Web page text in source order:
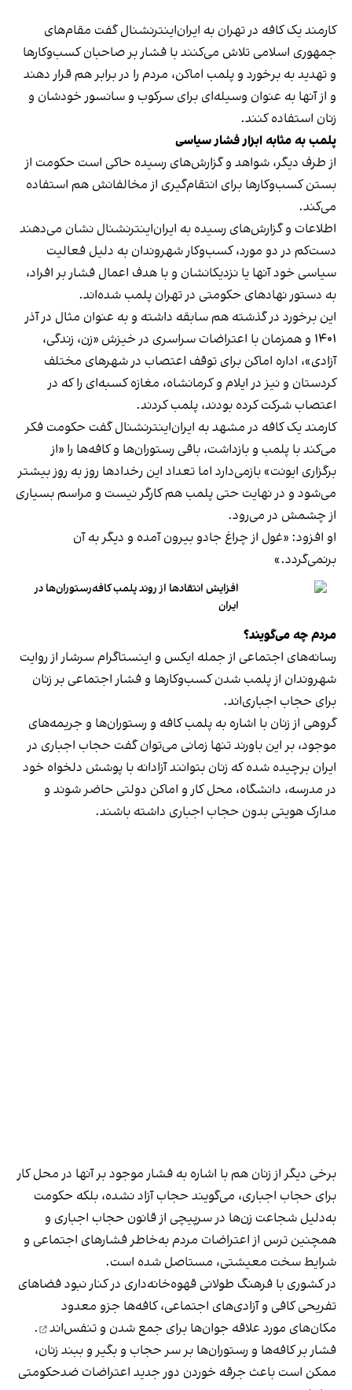
کارمند یک کافه در تهران به ایران‌اینترنشنال گفت مقام‌های
جمهوری اسلامی تلاش می‌کنند با فشار بر صاحبان کسب‌وکارها
و تهدید به برخورد و پلمب اماکن، مردم را در برابر هم قرار دهند
و از آنها به عنوان وسیله‌ای برای سرکوب و سانسور خودشان و
زنان استفاده کنند.
پلمب به مثابه ابزار فشار سیاسی
از طرف دیگر، شواهد و گزارش‌های رسیده حاکی است حکومت از
بستن کسب‌وکارها برای انتقام‌گیری از مخالفانش هم استفاده
می‌کند.
اطلاعات و گزارش‌های رسیده به ایران‌اینترنشنال نشان می‌دهند
دست‌کم در دو مورد، کسب‌وکار شهروندان به دلیل فعالیت
سیاسی خود آنها یا نزدیکانشان و با هدف اعمال فشار بر افراد،
به دستور نهادهای حکومتی در تهران پلمب شده‌اند.
این برخورد در گذشته هم سابقه داشته و به عنوان مثال در آذر
۱۴۰۱ و همزمان با اعتراضات سراسری در خیزش «زن، زندگی،
آزادی»، اداره اماکن برای توقف اعتصاب در شهرهای مختلف
کردستان و نیز در ایلام و کرمانشاه، مغازه کسبه‌ای را که در
اعتصاب شرکت کرده بودند، پلمب کردند.
کارمند یک کافه در مشهد به ایران‌اینترنشنال گفت حکومت فکر
می‌کند با پلمب و بازداشت، باقی رستوران‌ها و کافه‌ها را «از
برگزاری ایونت» بازمی‌دارد اما تعداد این رخدادها روز به روز بیشتر
می‌شود و در نهایت حتی پلمب هم کارگر نیست و مراسم بسیاری
از چشمش در می‌رود.
او افزود: «غول از چراغ جادو بیرون آمده و دیگر به آن
برنمی‎‌گردد.»
افزایش انتقادها از روند پلمب کافه‌رستوران‌ها در
ایران
مردم چه می‌گویند؟
رسانه‎‌های اجتماعی از جمله ایکس و اینستاگرام سرشار از روایت
شهروندان از پلمب شدن کسب‌وکارها و فشار اجتماعی بر زنان
برای حجاب اجباری‌اند.
گروهی از زنان با اشاره به پلمب کافه و رستوران‌ها و جریمه‌های
موجود، بر این باورند تنها زمانی می‌توان گفت حجاب اجباری در
ایران برچیده شده که زنان بتوانند آزادانه با پوشش دلخواه خود
در مدرسه، دانشگاه، محل کار و اماکن دولتی حاضر شوند و
مدارک هویتی بدون حجاب اجباری داشته باشند.
برخی دیگر از زنان هم با اشاره به فشار موجود بر آنها در محل کار
برای حجاب اجباری، می‌گویند حجاب آزاد نشده، بلکه حکومت
به‌دلیل شجاعت زن‌ها در سرپیچی از قانون حجاب اجباری و
همچنین ترس از اعتراضات مردم به‌خاطر فشارهای اجتماعی و
شرایط سخت معیشتی، مستاصل شده است.
در کشوری با فرهنگ طولانی قهوه‌‌خانه‌داری در کنار نبود فضاهای
تفریحی کافی و آزادی‌های اجتماعی، کافه‌ها جزو معدود
مکان‌های مورد علاقه جوان‌ها برای جمع شدن و تنفس‌اند
.
فشار بر کافه‌ها و رستوران‌ها بر سر حجاب و بگیر و ببند زنان،
ممکن است باعث جرقه خوردن دور جدید اعتراضات ضدحکومتی